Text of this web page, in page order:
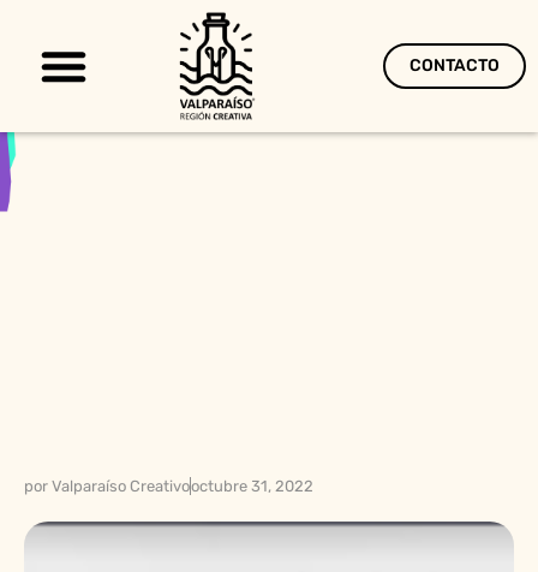
CONTACTO
por Valparaíso Creativooctubre 31, 2022